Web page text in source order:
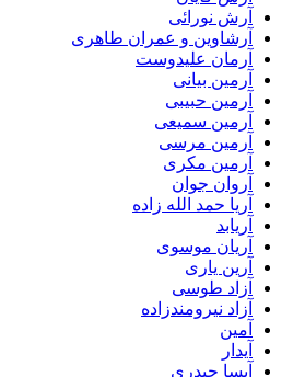
آرش نورائی
آرشاوین و عمران طاهری
آرمان علیدوست
آرمین بیانی
آرمین حبیبی
آرمین سمیعی
آرمین مرسی
آرمین مکری
آروان جوان
آریا حمد الله زاده
آریابد
آریان موسوی
آرین یاری
آزاد طوسی
آزاد نیرومندزاده
آمین
آیدار
آیسا حیدری